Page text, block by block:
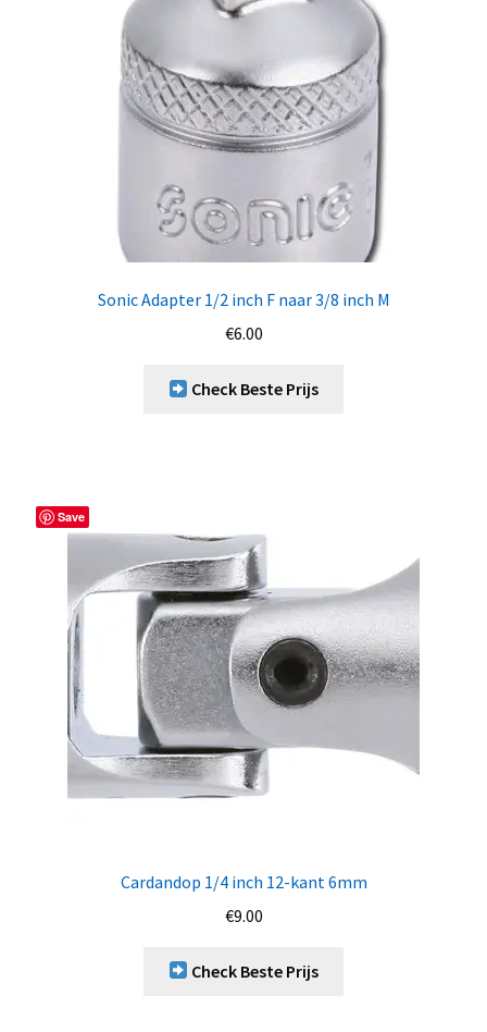
Sonic Adapter 1/2 inch F naar 3/8 inch M
€6.00
Check Beste Prijs
Save
Cardandop 1/4 inch 12-kant 6mm
€9.00
Check Beste Prijs